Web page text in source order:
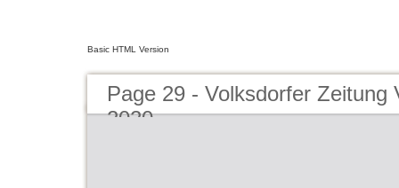
Basic HTML Version
Page 29 - Volksdorfer Zeitung
2020